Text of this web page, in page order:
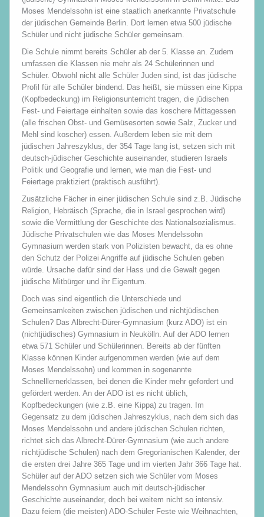
Moses Mendelssohn ist eine staatlich anerkannte Privatschule
der jüdischen Gemeinde Berlin. Dort lernen etwa 500 jüdische
Schüler und nicht jüdische Schüler gemeinsam.
Die Schule nimmt bereits Schüler ab der 5. Klasse an. Zudem
umfassen die Klassen nie mehr als 24 Schülerinnen und
Schüler. Obwohl nicht alle Schüler Juden sind, ist das jüdische
Profil für alle Schüler bindend. Das heißt, sie müssen eine Kippa
(Kopfbedeckung) im Religionsunterricht tragen, die jüdischen
Fest- und Feiertage einhalten sowie das koschere Mittagessen
(alle frischen Obst- und Gemüsesorten sowie Salz, Zucker und
Mehl sind koscher) essen. Außerdem leben sie mit dem
jüdischen Jahreszyklus, der 354 Tage lang ist, setzen sich mit
deutsch-jüdischer Geschichte auseinander, studieren Israels
Politik und Geografie und lernen, wie man die Fest- und
Feiertage praktiziert (praktisch ausführt).
Zusätzliche Fächer in einer jüdischen Schule sind z.B. Jüdische
Religion, Hebräisch (Sprache, die in Israel gesprochen wird)
sowie die Vermittlung der Geschichte des Nationalsozialismus.
Jüdische Privatschulen wie das Moses Mendelssohn
Gymnasium werden stark von Polizisten bewacht, da es ohne
den Schutz der Polizei Angriffe auf jüdische Schulen geben
würde. Ursache dafür sind der Hass und die Gewalt gegen
jüdische Mitbürger und ihr Eigentum.
Doch was sind eigentlich die Unterschiede und
Gemeinsamkeiten zwischen jüdischen und nichtjüdischen
Schulen? Das Albrecht-Dürer-Gymnasium (kurz ADO) ist ein
(nichtjüdisches) Gymnasium in Neukölln. Auf der ADO lernen
etwa 571 Schüler und Schülerinnen. Bereits ab der fünften
Klasse können Kinder aufgenommen werden (wie auf dem
Moses Mendelssohn) und kommen in sogenannte
Schnelllernerklassen, bei denen die Kinder mehr gefordert und
gefördert werden. An der ADO ist es nicht üblich,
Kopfbedeckungen (wie z.B. eine Kippa) zu tragen. Im
Gegensatz zu dem jüdischen Jahreszyklus, nach dem sich das
Moses Mendelssohn und andere jüdischen Schulen richten,
richtet sich das Albrecht-Dürer-Gymnasium (wie auch andere
nichtjüdische Schulen) nach dem Gregorianischen Kalender, der
die ersten drei Jahre 365 Tage und im vierten Jahr 366 Tage hat.
Schüler auf der ADO setzen sich wie Schüler vom Moses
Mendelssohn Gymnasium auch mit deutsch-jüdischer
Geschichte auseinander, doch bei weitem nicht so intensiv.
Dazu feiern (die meisten) ADO-Schüler Feste wie Weihnachten,